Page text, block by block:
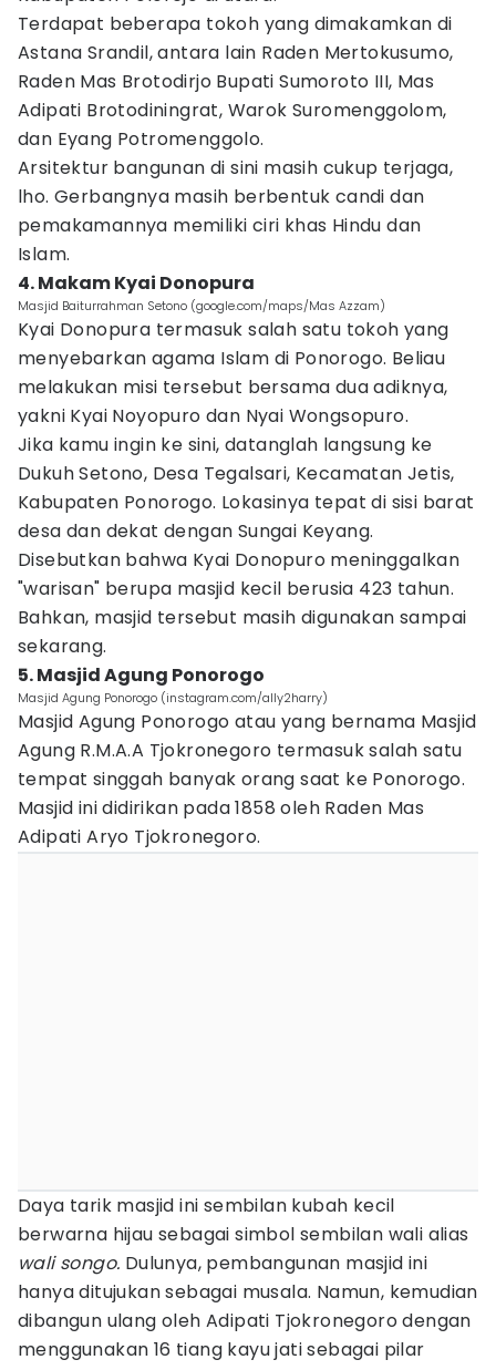
Terdapat beberapa tokoh yang dimakamkan di
Astana Srandil, antara lain Raden Mertokusumo,
Raden Mas Brotodirjo Bupati Sumoroto III, Mas
Adipati Brotodiningrat, Warok Suromenggolom,
dan Eyang Potromenggolo.
Arsitektur bangunan di sini masih cukup terjaga,
lho. Gerbangnya masih berbentuk candi dan
pemakamannya memiliki ciri khas Hindu dan
Islam.
4. Makam Kyai Donopura
Masjid Baiturrahman Setono (google.com/maps/Mas Azzam)
Kyai Donopura termasuk salah satu tokoh yang
menyebarkan agama Islam di Ponorogo. Beliau
melakukan misi tersebut bersama dua adiknya,
yakni Kyai Noyopuro dan Nyai Wongsopuro.
Jika kamu ingin ke sini, datanglah langsung ke
Dukuh Setono, Desa Tegalsari, Kecamatan Jetis,
Kabupaten Ponorogo. Lokasinya tepat di sisi barat
desa dan dekat dengan Sungai Keyang.
Disebutkan bahwa Kyai Donopuro meninggalkan
"warisan" berupa masjid kecil berusia 423 tahun.
Bahkan, masjid tersebut masih digunakan sampai
sekarang.
5. Masjid Agung Ponorogo
Masjid Agung Ponorogo (instagram.com/ally2harry)
Masjid Agung Ponorogo atau yang bernama Masjid
Agung R.M.A.A Tjokronegoro termasuk salah satu
tempat singgah banyak orang saat ke Ponorogo.
Masjid ini didirikan pada 1858 oleh Raden Mas
Adipati Aryo Tjokronegoro.
Daya tarik masjid ini sembilan kubah kecil
berwarna hijau sebagai simbol sembilan wali alias
wali songo. Dulunya, pembangunan masjid ini
hanya ditujukan sebagai musala. Namun, kemudian
dibangun ulang oleh Adipati Tjokronegoro dengan
menggunakan 16 tiang kayu jati sebagai pilar